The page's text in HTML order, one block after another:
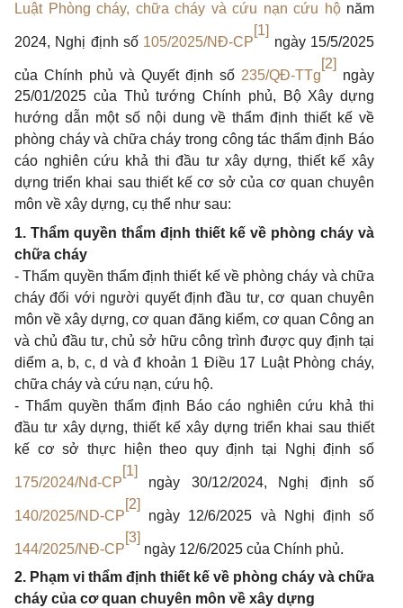
Luật Phòng cháy, chữa cháy và cứu nạn cứu hộnăm
2024, Nghị định số 105/2025/NĐ-CP
[1]
ngày 15/5/2025
của Chính phủ và Quyết định số 235/QĐ-TTg
[2]
ngày
25/01/2025 của Thủ tướng Chính phủ, Bộ Xây dựng
hướng dẫn một số nội dung về thẩm định thiết kế về
phòng cháy và chữa cháy trong công tác thẩm định Báo
cáo nghiên cứu khả thi đầu tư xây dựng, thiết kế xây
dựng triển khai sau thiết kế cơ sở của cơ quan chuyên
môn về xây dựng, cụ thể như sau:
1. Thẩm quyền thẩm định thiết kế về phòng cháy và
chữa cháy
-Thẩm quyền thẩm định thiết kế về phòng cháy và chữa
cháy đối với người quyết định đầu tư, cơ quan chuyên
môn về xây dựng, cơ quan đăng kiểm, cơ quan Công an
và chủ đầu tư, chủ sở hữu công trình được quy định tại
diểm a, b, c, d và đ khoản 1 Điều 17 Luật Phòng cháy,
chữa cháy và cứu nạn, cứu hộ.
- Thẩm quyền thẩm định Báo cáo nghiên cứu khả thi
đầu tư xây dựng, thiết kế xây dựng triển khai sau thiết
kế cơ sở thực hiện theo quy định tại Nghị định số
175/2024/Nđ-CP
[1]
ngày 30/12/2024, Nghị định số
140/2025/ND-CP
[2]
ngày 12/6/2025 và Nghị định số
144/2025/NĐ-CP
[3]
ngày 12/6/2025 của Chính phủ.
2. Phạm vi thẩm định thiết kế về phòng cháy và chữa
cháy của cơ quan chuyên môn về xây dựng